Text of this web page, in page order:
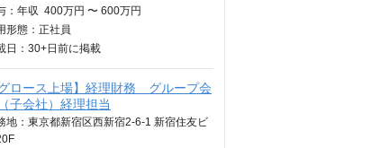
： 年収 400万円 〜 600万円
形態：正社員
日： 30+日 前に掲載
グロース上場】経理財務 グループ会
子会社）経理担当
地：東京都新宿区西新宿2-6-1 新宿住友ビ